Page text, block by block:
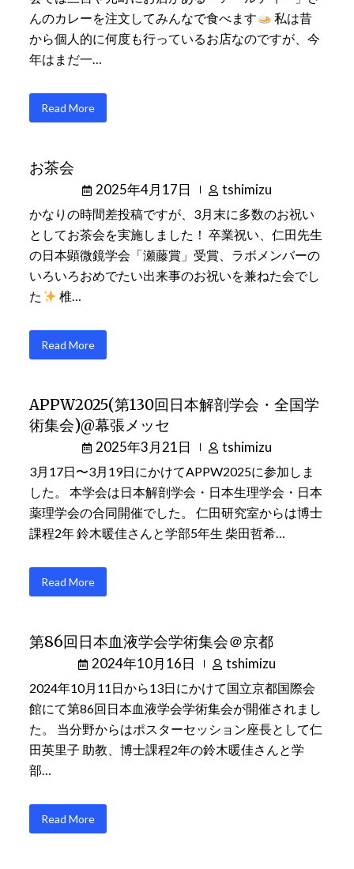
んのカレーを注文してみんなで食べます
私は昔
から個人的に何度も行っているお店なのですが、今
年はまだ一…
Read More
お茶会
2025年4月17日 tshimizu
かなりの時間差投稿ですが、3月末に多数のお祝い
としてお茶会を実施しました！ 卒業祝い、仁田先生
の日本顕微鏡学会「瀬藤賞」受賞、ラボメンバーの
いろいろおめでたい出来事のお祝いを兼ねた会でし
た
椎…
Read More
APPW2025(第130回日本解剖学会・全国学
術集会)@幕張メッセ
2025年3月21日 tshimizu
3月17日〜3月19日にかけてAPPW2025に参加しま
した。 本学会は日本解剖学会・日本生理学会・日本
薬理学会の合同開催でした。 仁田研究室からは博士
課程2年 鈴木暖佳さんと学部5年生 柴田哲希…
Read More
第86回日本血液学会学術集会＠京都
2024年10月16日 tshimizu
2024年10月11日から13日にかけて国立京都国際会
館にて第86回日本血液学会学術集会が開催されまし
た。 当分野からはポスターセッション座長として仁
田英里子 助教、博士課程2年の鈴木暖佳さんと学
部…
Read More